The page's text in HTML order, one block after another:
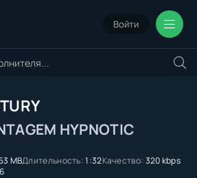
Войти
HYPNOTIC
MBДлительность:1:32Качество: 320 kbps